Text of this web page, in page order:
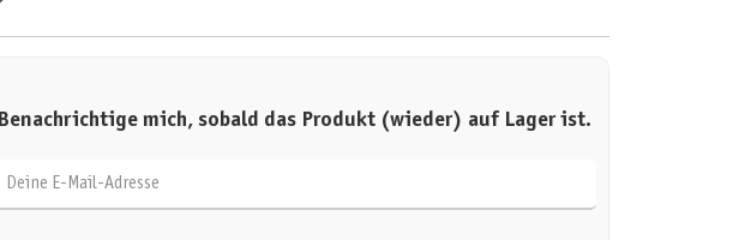
Benachrichtige mich, sobald das Produkt (wieder) auf Lager ist.